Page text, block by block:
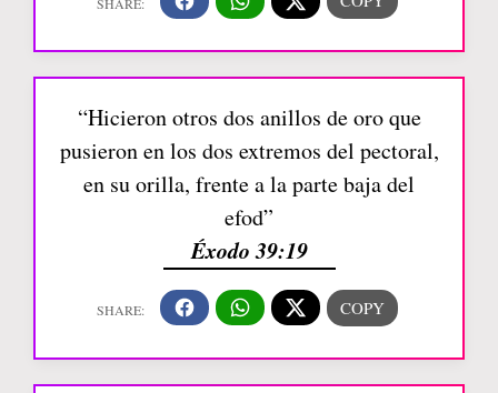
“Hicieron otros dos anillos de oro que
pusieron en los dos extremos del pectoral,
en su orilla, frente a la parte baja del
efod”
Éxodo 39:19